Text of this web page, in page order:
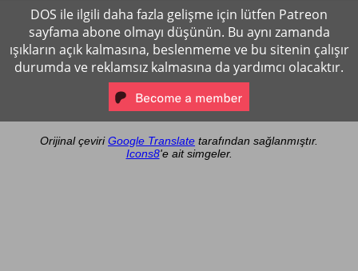
DOS ile ilgili daha fazla gelişme için lütfen Patreon
sayfama abone olmayı düşünün. Bu aynı zamanda
ışıkların açık kalmasına, beslenmeme ve bu sitenin çalışır
durumda ve reklamsız kalmasına da yardımcı olacaktır.
Orijinal çeviriGoogle Translate tarafından sağlanmıştır.
Icons8'e ait simgeler.